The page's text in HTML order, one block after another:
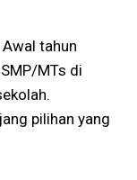
tahun
MTs di
pilihan yang